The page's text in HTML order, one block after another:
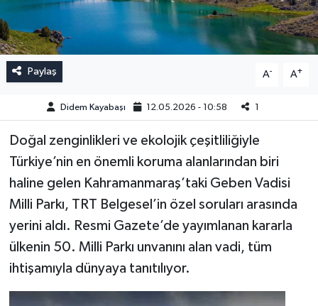
Paylaş A- A+
Didem Kayabaşı 12.05.2026 - 10:58 1
Doğal zenginlikleri ve ekolojik çeşitliliğiyle
Türkiye’nin en önemli koruma alanlarından biri
haline gelen Kahramanmaraş’taki Geben Vadisi
Milli Parkı, TRT Belgesel’in özel soruları arasında
yerini aldı. Resmi Gazete’de yayımlanan kararla
ülkenin 50. Milli Parkı unvanını alan vadi, tüm
ihtişamıyla dünyaya tanıtılıyor.